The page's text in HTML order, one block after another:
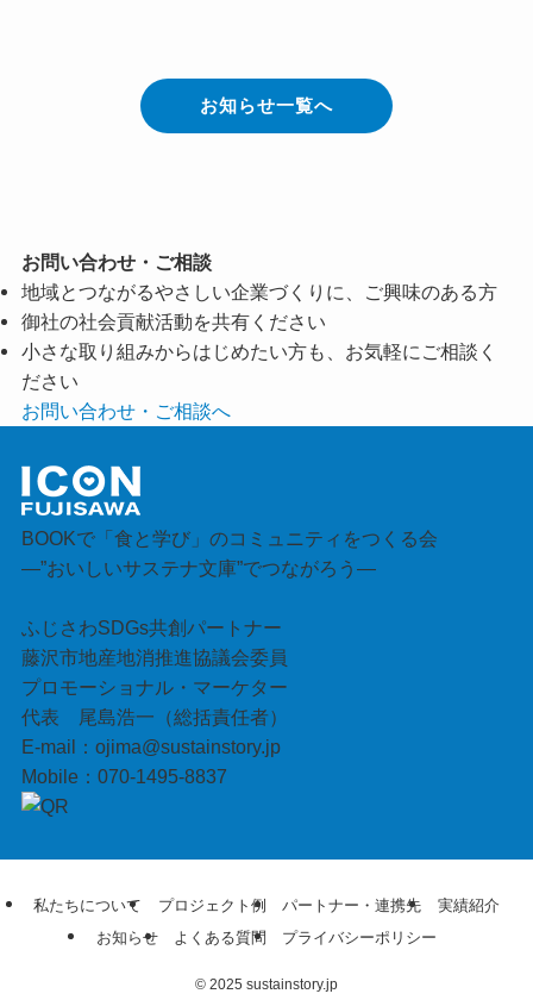
お知らせ一覧へ
お問い合わせ・ご相談
地域とつながるやさしい企業づくりに、ご興味のある方
御社の社会貢献活動を共有ください
小さな取り組みからはじめたい方も、お気軽にご相談く
ださい
お問い合わせ・ご相談へ
BOOKで「食と学び」のコミュニティをつくる会
—”おいしいサステナ文庫”でつながろう—
ふじさわSDGs共創パートナー
藤沢市地産地消推進協議会委員
プロモーショナル・マーケター
代表 尾島浩一（総括責任者）
E-mail：ojima@sustainstory.jp
Mobile：070-1495-8837
私たちについて プロジェクト例 パートナー・連携先
実績紹介
お知らせ
よくある質問 プライバシーポリシー
© 2025 sustainstory.jp